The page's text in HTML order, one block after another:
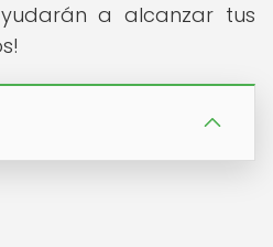
a alcanzar tus